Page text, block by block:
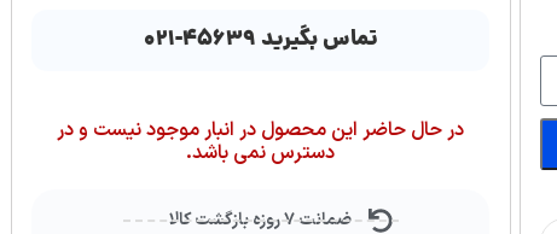
تماس بگیرید ۴۵۶۳۹-۰۲۱
در حال حاضر این محصول در انبار موجود نیست و در
دسترس نمی باشد.
ضمانت ۷ روزه بازگشت کالا